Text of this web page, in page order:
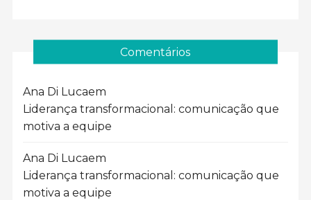
Comentários
Ana Di Lucaem
Liderança transformacional: comunicação que
motiva a equipe
Ana Di Lucaem
Liderança transformacional: comunicação que
motiva a equipe